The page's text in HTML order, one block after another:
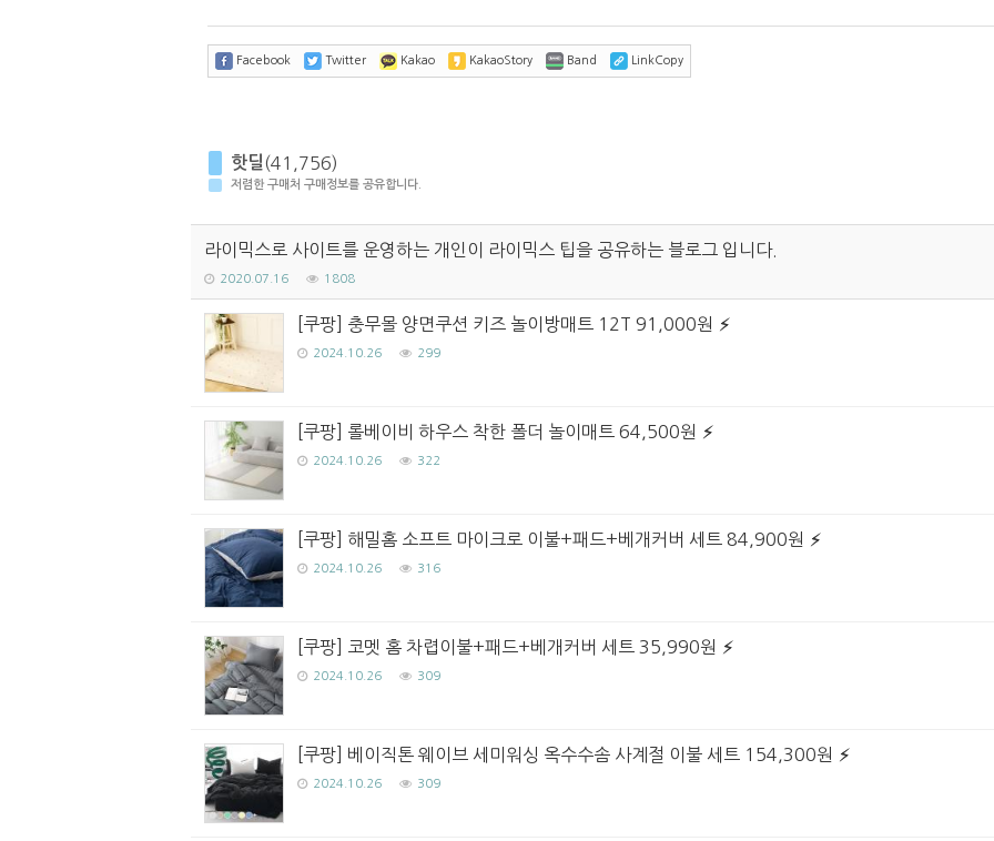
Facebook Twitter Kakao KakaoStory Band LinkCopy
핫딜 (41,756)
저렴한 구매처 구매정보를 공유합니다.
라이믹스로 사이트를 운영하는 개인이 라이믹스 팁을 공유하는 블로그 입니다.
2020.07.16 1808
[쿠팡] 충무몰 양면쿠션 키즈 놀이방매트 12T 91,000원
2024.10.26 299
[쿠팡] 롤베이비 하우스 착한 폴더 놀이매트 64,500원
2024.10.26 322
[쿠팡] 해밀홈 소프트 마이크로 이불+패드+베개커버 세트 84,900원
2024.10.26 316
[쿠팡] 코멧 홈 차렵이불+패드+베개커버 세트 35,990원
2024.10.26 309
[쿠팡] 베이직톤 웨이브 세미워싱 옥수수솜 사계절 이불 세트 154,300원
2024.10.26 309